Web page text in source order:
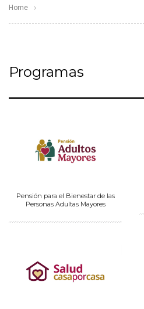
Home
Programas
Pensión para el Bienestar de las
Personas Adultas Mayores